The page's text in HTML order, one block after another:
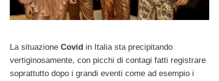
La situazione Covid in Italia sta precipitando
vertiginosamente, con picchi di contagi fatti registrare
soprattutto dopo i grandi eventi come ad esempio i